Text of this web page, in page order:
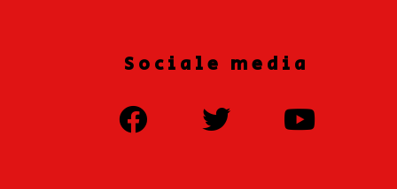
Sociale media